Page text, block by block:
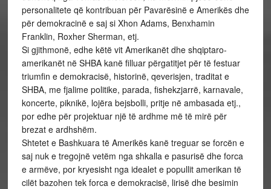
personalitete që kontribuan për Pavarësinë e Amerikës dhe
për demokracinë e saj si Xhon Adams, Benxhamin
Franklin, Roxher Sherman, etj.
Si gjithmonë, edhe këtë vit Amerikanët dhe shqiptaro-
amerikanët në SHBA kanë filluar përgatitjet për të festuar
triumfin e demokracisë, historinë, qeverisjen, traditat e
SHBA, me fjalime politike, parada, fishekzjarrë, karnavale,
koncerte, piknikë, lojëra bejsbolli, pritje në ambasada etj.,
por edhe për projektuar një të ardhme më të mirë për
brezat e ardhshëm.
Shtetet e Bashkuara të Amerikës kanë treguar se forcën e
saj nuk e tregojnë vetëm nga shkalla e pasurisë dhe forca
e armëve, por kryesisht nga idealet e popullit amerikan të
cilët bazohen tek forca e demokracisë, lirisë dhe besimin